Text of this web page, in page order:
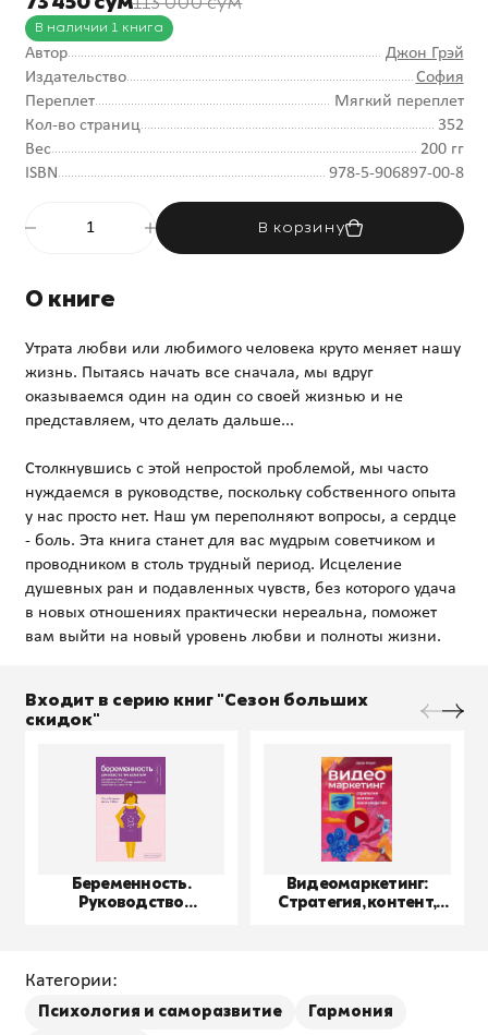
В наличии 1 книга
Автор
Джон Грэй
Издательство
София
Переплет
Мягкий переплет
Кол-во страниц
352
Вес
200 гг
ISBN
978-5-906897-00-8
В корзину
О книге
Утрата любви или любимого человека круто меняет нашу
жизнь. Пытаясь начать все сначала, мы вдруг
оказываемся один на один со своей жизнью и не
представляем, что делать дальше...
Столкнувшись с этой непростой проблемой, мы часто
нуждаемся в руководстве, поскольку собственного опыта
у нас просто нет. Наш ум переполняют вопросы, а сердце
- боль. Эта книга станет для вас мудрым советчиком и
проводником в столь трудный период. Исцеление
душевных ран и подавленных чувств, без которого удача
в новых отношениях практически нереальна, поможет
Входит в серию книг "Сезон больших
скидок"
Беременность.
Руководство
Видеомаркетинг:
Стратегия, контент,
Категории:
Психология и саморазвитие
Гармония